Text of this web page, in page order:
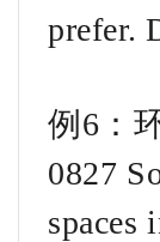
prefer.
例6：
0827
spaces